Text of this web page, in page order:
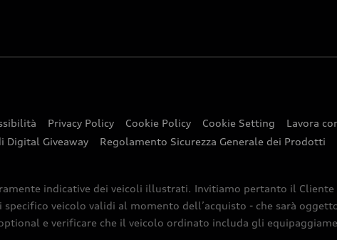
Privacy Policy Cookie Policy Cookie Setting Lavora
Digital Giveaway Regolamento Sicurezza Generale dei Prodotti
indicative dei veicoli illustrati. Invitiamo pertanto il Cliente
veicolo validi al momento dell’acquisto - che sarà
e verificare che il veicolo ordinato includa gli